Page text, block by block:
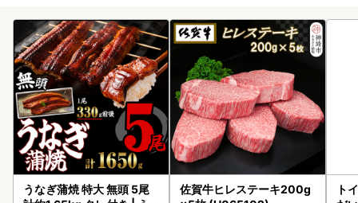
うなぎ蒲焼 特大 無頭 5尾
佐賀牛ヒレステーキ200g
ト